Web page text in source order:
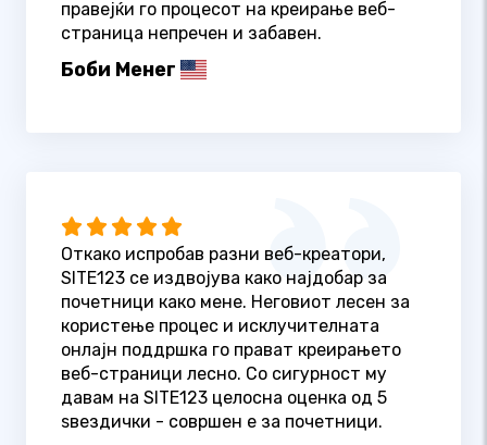
правејќи го процесот на креирање веб-
страница непречен и забавен.
Боби Менег
Откако испробав разни веб-креатори,
SITE123 се издвојува како најдобар за
почетници како мене. Неговиот лесен за
користење процес и исклучителната
онлајн поддршка го прават креирањето
веб-страници лесно. Со сигурност му
давам на SITE123 целосна оценка од 5
ѕвездички - совршен е за почетници.